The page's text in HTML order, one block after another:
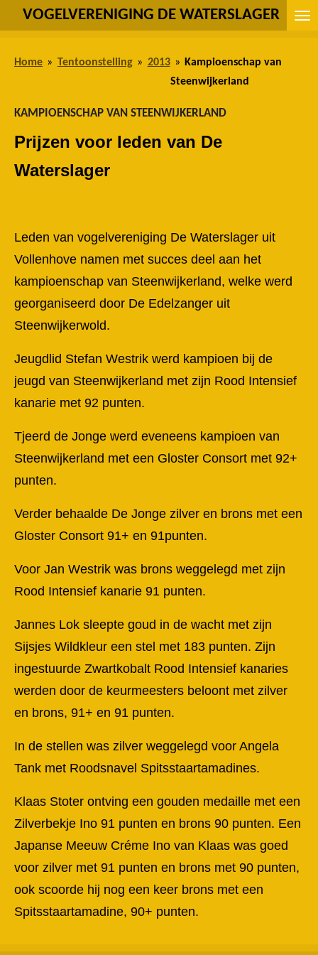
VOGELVERENIGING DE WATERSLAGER
Home » Tentoonstelling » 2013 » Kampioenschap van
Steenwijkerland
KAMPIOENSCHAP VAN STEENWIJKERLAND
Prijzen voor leden van De
Waterslager
Leden van vogelvereniging De Waterslager uit
Vollenhove namen met succes deel aan het
kampioenschap van Steenwijkerland, welke werd
georganiseerd door De Edelzanger uit
Steenwijkerwold.
Jeugdlid Stefan Westrik werd kampioen bij de
jeugd van Steenwijkerland met zijn Rood Intensief
kanarie met 92 punten.
Tjeerd de Jonge werd eveneens kampioen van
Steenwijkerland met een Gloster Consort met 92+
punten.
Verder behaalde De Jonge zilver en brons met een
Gloster Consort 91+ en 91punten.
Voor Jan Westrik was brons weggelegd met zijn
Rood Intensief kanarie 91 punten.
Jannes Lok sleepte goud in de wacht met zijn
Sijsjes Wildkleur een stel met 183 punten. Zijn
ingestuurde Zwartkobalt Rood Intensief kanaries
werden door de keurmeesters beloont met zilver
en brons, 91+ en 91 punten.
In de stellen was zilver weggelegd voor Angela
Tank met Roodsnavel Spitsstaartamadines.
Klaas Stoter ontving een gouden medaille met een
Zilverbekje Ino 91 punten en brons 90 punten. Een
Japanse Meeuw Créme Ino van Klaas was goed
voor zilver met 91 punten en brons met 90 punten,
ook scoorde hij nog een keer brons met een
Spitsstaartamadine, 90+ punten.